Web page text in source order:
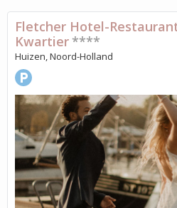
Fletcher Hotel-
Kwartier ****
Huizen, Noord-Holland